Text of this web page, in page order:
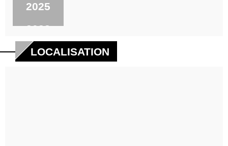
2025
2022
2021
LOCALISATION